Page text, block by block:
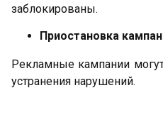
заблокированы.
Приостановка
Рекламные кампании
устранения нарушений.